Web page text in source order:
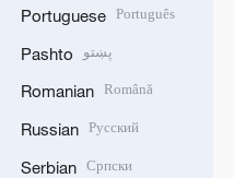
Portuguese Português
Pashto پښتو
Romanian Română
Russian Русский
Serbian Српски